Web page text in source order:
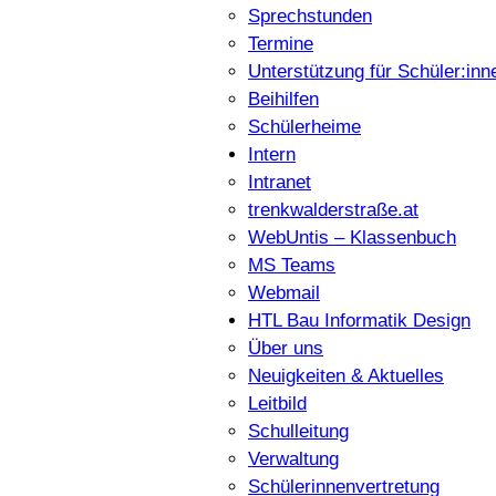
Sprechstunden
Termine
Unterstützung für
Beihilfen
Schülerheime
Intern
Intranet
trenkwalderstraße.at
WebUntis – Klassenbuch
MS Teams
Webmail
HTL Bau Informatik Design
Über uns
Neuigkeiten & Aktuelles
Leitbild
Schulleitung
Verwaltung
Schülerinnenvertretung